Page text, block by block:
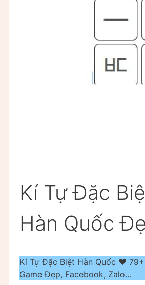
Kí Tự Đặc
Hàn Quốc
Kí Tự Đặc Biệt Hàn Quốc ❤️
Game Đẹp, Facebook, Zalo…